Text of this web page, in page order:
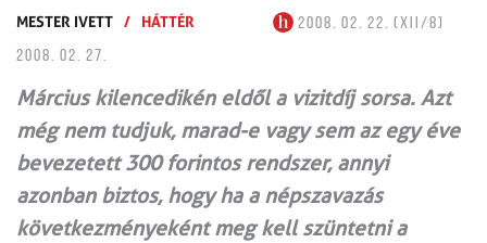
MESTER IVETT / HÁTTÉR
2008. 02. 22. (XII/8)
2008. 02. 27.
Március kilencedikén eldől a vizitdíj sorsa. Azt
még nem tudjuk, marad-e vagy sem az egy éve
bevezetett 300 forintos rendszer, annyi
azonban biztos, hogy ha a népszavazás
következményeként meg kell szüntetni a